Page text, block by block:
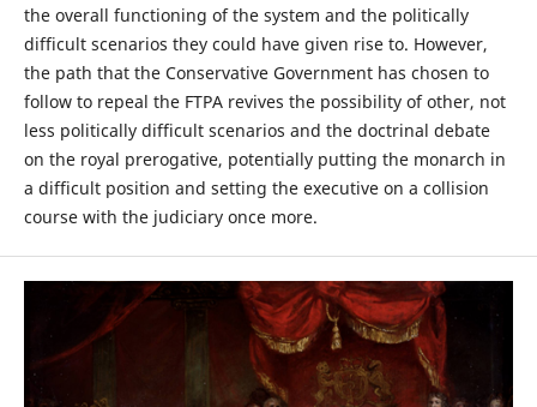
the overall functioning of the system and the politically
difficult scenarios they could have given rise to. However,
the path that the Conservative Government has chosen to
follow to repeal the FTPA revives the possibility of other, not
less politically difficult scenarios and the doctrinal debate
on the royal prerogative, potentially putting the monarch in
a difficult position and setting the executive on a collision
course with the judiciary once more.